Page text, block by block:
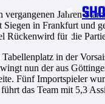
Jahren
in Frankfurt und
Rückenwird für die
in der
nun der aus
Fünf Importspieler
das Team mit 5,3